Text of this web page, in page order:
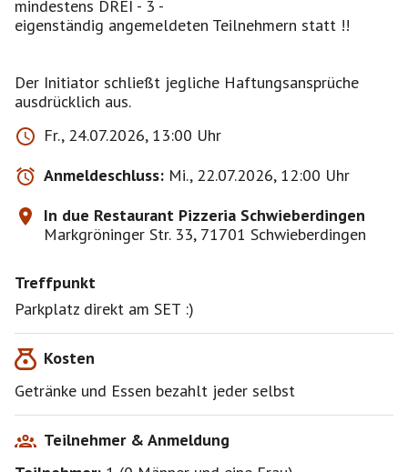
mindestens DREI - 3 -
eigenständig angemeldeten Teilnehmern statt !!
Der Initiator schließt jegliche Haftungsansprüche
ausdrücklich aus.
Fr., 24.07.2026, 13:00 Uhr
Anmeldeschluss: Mi., 22.07.2026, 12:00 Uhr
In due Restaurant Pizzeria Schwieberdingen
Markgröninger Str. 33, 71701 Schwieberdingen
Treffpunkt
Parkplatz direkt am SET :)
Kosten
Getränke und Essen bezahlt jeder selbst
Teilnehmer & Anmeldung